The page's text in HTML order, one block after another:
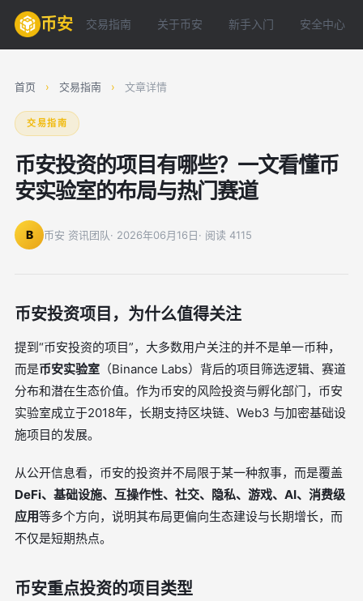
币安 交易指南 关于币安 新手入门 安全中心
首页 › 交易指南 › 文章详情
交易指南
币安投资的项目有哪些？一文看懂币
安实验室的布局与热门赛道
B 币安 资讯团队· 2026年06月16日· 阅读 4115
币安投资项目，为什么值得关注
提到“币安投资的项目”，大多数用户关注的并不是单一币种，
而是币安实验室 （Binance Labs）背后的项目筛选逻辑、赛道
分布和潜在生态价值。作为币安的风险投资与孵化部门，币安
实验室成立于2018年，长期支持区块链、Web3 与加密基础设
施项目的发展。
从公开信息看，币安的投资并不局限于某一种叙事，而是覆盖
DeFi、基础设施、互操作性、社交、隐私、游戏、AI、消费级
应用等多个方向，说明其布局更偏向生态建设与长期增长，而
不仅是短期热点。
币安重点投资的项目类型